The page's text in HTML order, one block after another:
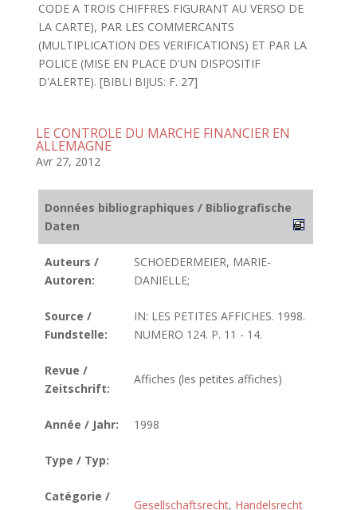
CODE A TROIS CHIFFRES FIGURANT AU VERSO DE
LA CARTE), PAR LES COMMERCANTS
(MULTIPLICATION DES VERIFICATIONS) ET PAR LA
POLICE (MISE EN PLACE D'UN DISPOSITIF
D'ALERTE). [BIBLI BIJUS: F. 27]
LE CONTROLE DU MARCHE FINANCIER EN
ALLEMAGNE
Avr 27, 2012
Données bibliographiques / Bibliografische
Daten
Auteurs /
Autoren:
SCHOEDERMEIER, MARIE-
DANIELLE;
Source /
Fundstelle:
IN: LES PETITES AFFICHES. 1998.
NUMERO 124. P. 11 - 14.
Revue /
Zeitschrift:
Affiches (les petites affiches)
Année / Jahr: 1998
Type / Typ:
Catégorie /
Gesellschaftsrecht, Handelsrecht